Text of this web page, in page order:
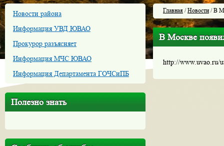
Новости района
Информация УВД ЮВАО
Прокурор разъясняет
Информация МЧС ЮВАО
Информация Департамента ГОЧСиПБ
Полезно знать
Главная /Новости/ В
В Москве
http://www.uvao.ru/